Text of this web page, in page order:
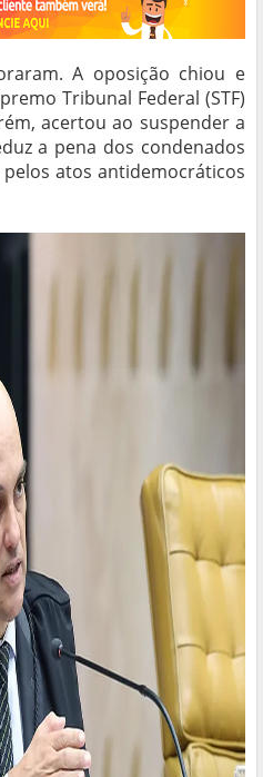
A oposição chiou e
Tribunal Federal (STF)
acertou ao suspender a
a pena dos condenados
atos antidemocráticos